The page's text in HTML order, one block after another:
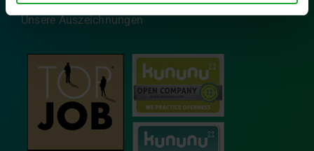
Unsere Auszeichnungen